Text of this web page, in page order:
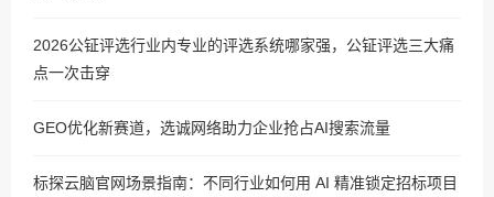
2026公钲评选行业内专业的评选系统哪家强，公钲评选三大痛
点一次击穿
GEO优化新赛道，选诚网络助力企业抢占AI搜索流量
标探云脑官网场景指南：不同行业如何用 AI 精准锁定招标项目